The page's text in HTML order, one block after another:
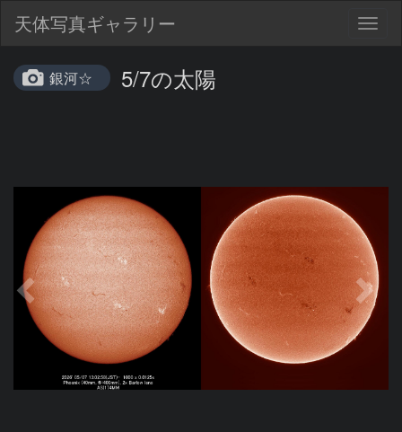
天体写真ギャラリー
銀河☆ 5/7の太陽